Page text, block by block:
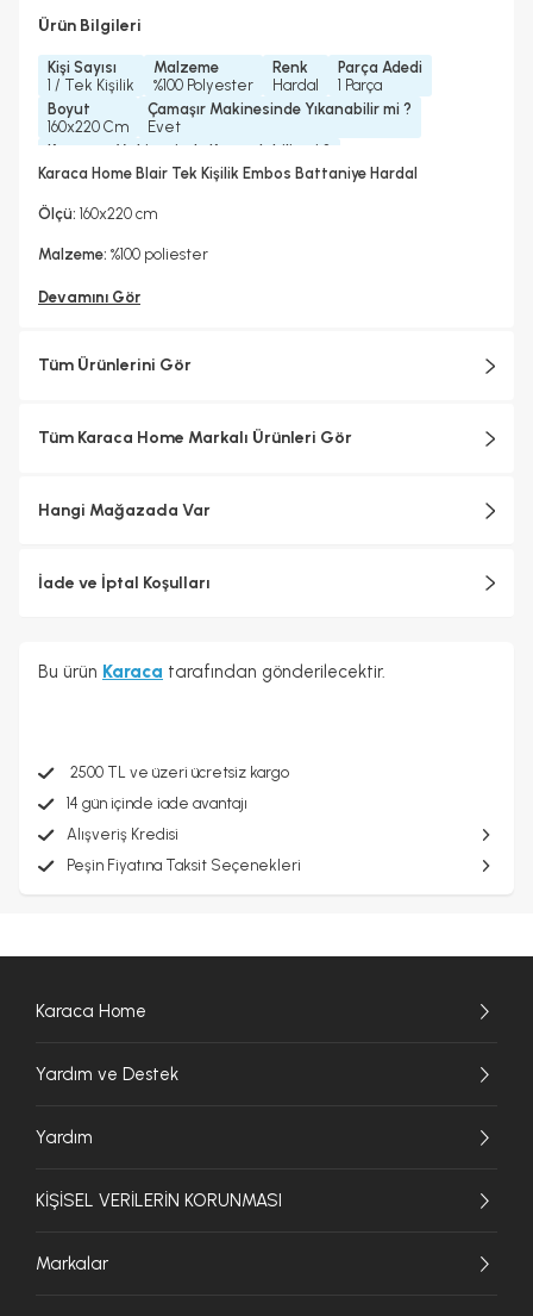
Ürün Bilgileri
Kişi Sayısı
1 / Tek Kişilik
Malzeme
%100 Polyester
Renk
Hardal
Parça Adedi
1 Parça
Boyut
160x220 Cm
Çamaşır Makinesinde Yıkanabilir mi ?
Evet
Kurutma Makinesinde Kurutulabilir mi ?
Hayır
Hayır
Karaca Home Blair Tek Kişilik Embos Battaniye Hardal
Ölçü: 160x220 cm
Malzeme: %100 poliester
Devamını Gör
Tüm Ürünlerini Gör
Tüm Karaca Home Markalı Ürünleri Gör
Hangi Mağazada Var
İade ve İptal Koşulları
Bu ürün Karaca tarafından gönderilecektir.
2500 TL ve üzeri ücretsiz kargo
14 gün içinde iade avantajı
Alışveriş Kredisi
Peşin Fiyatına Taksit Seçenekleri
Karaca Home
Yardım ve Destek
Yardım
KİŞİSEL VERİLERİN KORUNMASI
Markalar